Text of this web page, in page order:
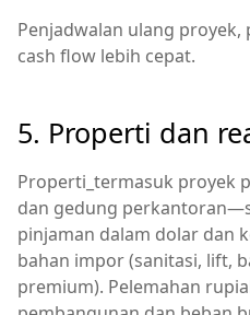
Penjadwalan ulang
cash flow lebih cepat.
5. Properti dan
Properti_termasuk proyek
dan gedung
pinjaman dalam dolar dan
bahan impor (sanitasi, lift,
premium). Pelemahan